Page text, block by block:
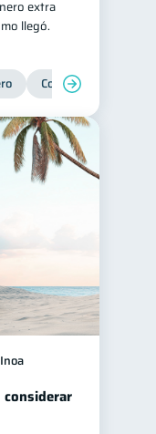
extra
llegó.
Consejos
considerar